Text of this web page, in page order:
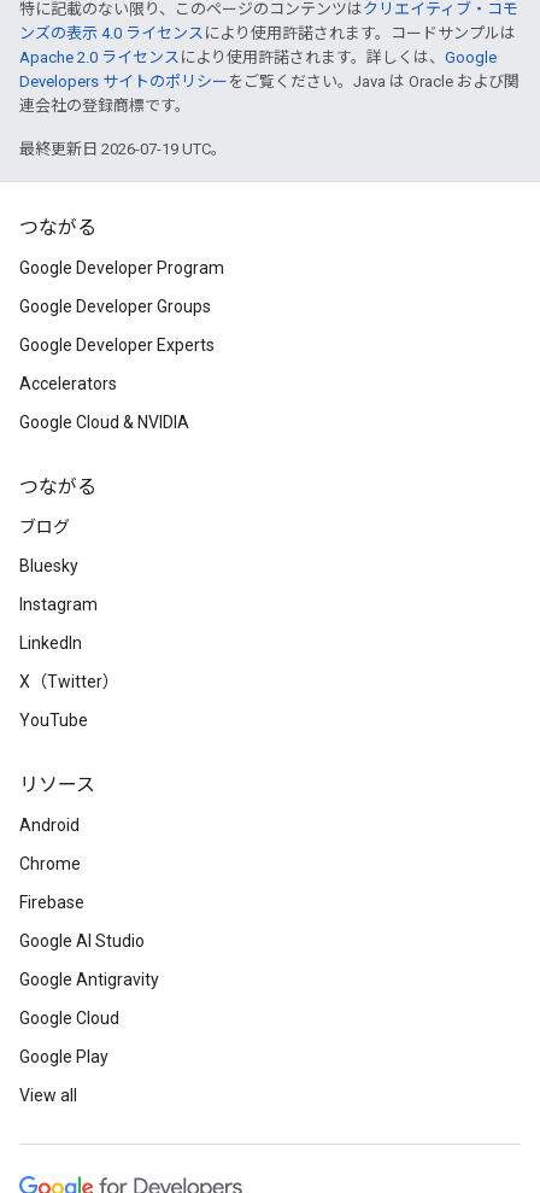
特に記載のない限り、このページのコンテンツはクリエイティブ・コモ
ンズの表示 4.0 ライセンス により使用許諾されます。コードサンプルは
Apache 2.0 ライセンス により使用許諾されます。詳しくは、 Google
Developers サイトのポリシー をご覧ください。Java は Oracle および関
連会社の登録商標です。
最終更新日 2026-07-19 UTC。
つながる
Google Developer Program
Google Developer Groups
Google Developer Experts
Accelerators
Google Cloud & NVIDIA
つながる
ブログ
Bluesky
Instagram
LinkedIn
X（Twitter）
YouTube
リソース
Android
Chrome
Firebase
Google AI Studio
Google Antigravity
Google Cloud
Google Play
View all